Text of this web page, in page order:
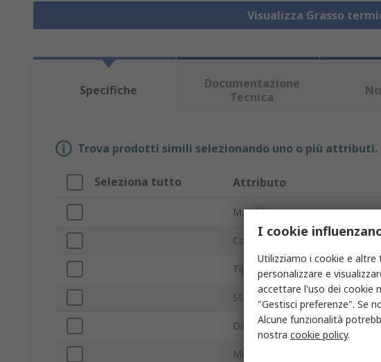
Visualizza Grasso
Specifiche
Documentazione
Tecnica
Trova prodotti simili selezionando uno o più attributi.
Seleziona tutto Attributo
Marchio
Conducibilità termica
Tipo prodotto
Stato fisico
Dimensione contenitore
Metodo di erogazione
I cookie
Utilizziamo i cookie e
personalizzare e
accettare l'uso dei cookie
"Gestisci preferenze". Se
Alcune funzionalità
nostra cookie policy.